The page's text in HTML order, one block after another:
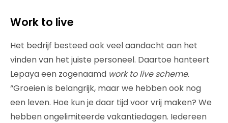
Work to live
Het bedrijf besteed ook veel aandacht aan het
vinden van het juiste personeel. Daartoe hanteert
Lepaya een zogenaamd work to live scheme.
“Groeien is belangrijk, maar we hebben ook nog
een leven. Hoe kun je daar tijd voor vrij maken? We
hebben ongelimiteerde vakantiedagen. Iedereen